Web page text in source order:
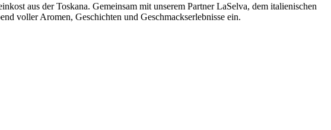
aus der Toskana. Gemeinsam mit unserem Partner LaSelva, dem italienischen
voller Aromen, Geschichten und Geschmackserlebnisse ein.